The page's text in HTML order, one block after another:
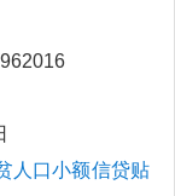
人口小额信贷贴